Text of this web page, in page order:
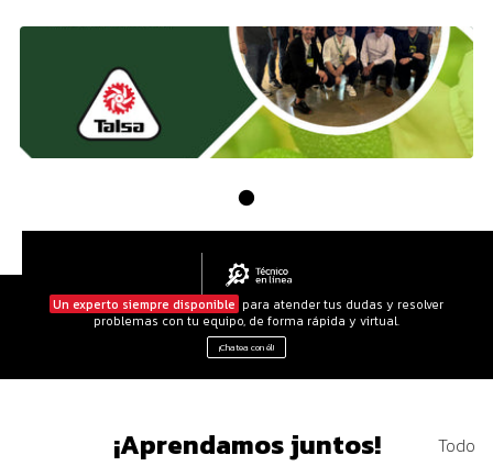
Un experto siempre disponible para atender tus dudas y resolver
problemas con tu equipo, de forma rápida y virtual.
¡Chatea con él!
¡Aprendamos juntos! Todo